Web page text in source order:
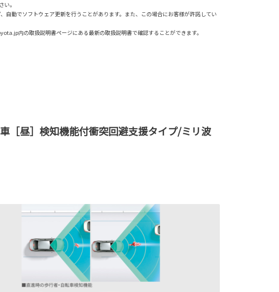
。
動でソフトウェア更新を行うことがあります。また、この場合にお客様が許諾してい
内の取扱説明書ページにある最新の取扱説明書で確認することができます。
［昼］検知機能付衝突回避支援タイプ/ミリ波